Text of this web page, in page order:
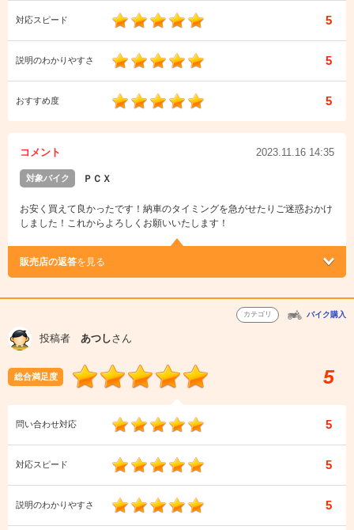
対応スピード 5
説明のわかりやすさ 5
おすすめ度 5
コメント 2023.11.16 14:35
対象バイク ＰＣＸ
お安く買えて良かったです！納車のタイミングを急がせたりご迷惑おかけ
しました！これからよろしくお願いいたします！
販売店の返答を見る
カテゴリ バイク購入
投稿者 あつしさん
総合満足度 5
問い合わせ対応 5
対応スピード 5
説明のわかりやすさ 5